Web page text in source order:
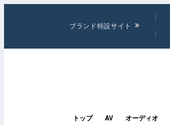
ブランド特設サイト
トップ AV オーディオ